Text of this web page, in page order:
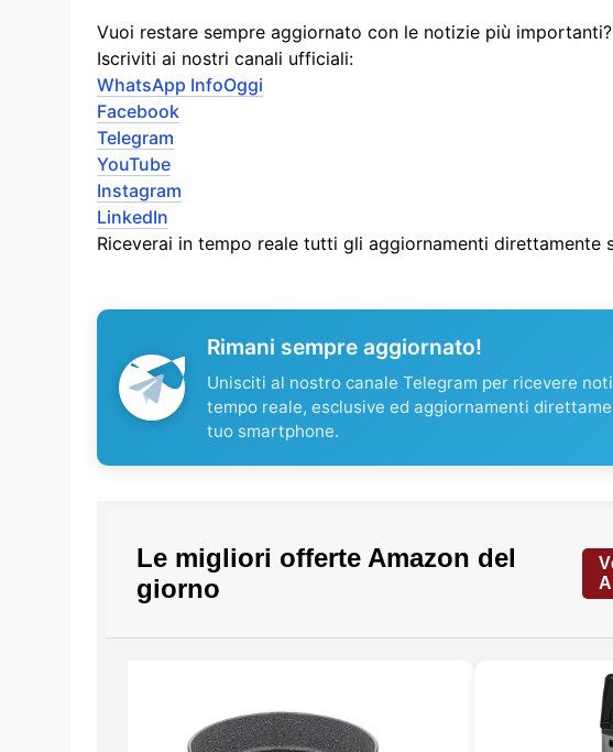
Vuoi restare sempre aggiornato con le notizie più importanti?
Iscriviti ai nostri canali ufficiali:
WhatsApp InfoOggi
Facebook
Telegram
YouTube
Instagram
LinkedIn
Riceverai in tempo reale tutti gli aggiornamenti direttamente
Rimani sempre aggiornato!
Unisciti al nostro canale Telegram per ricevere
tempo reale, esclusive ed aggiornamenti
tuo smartphone.